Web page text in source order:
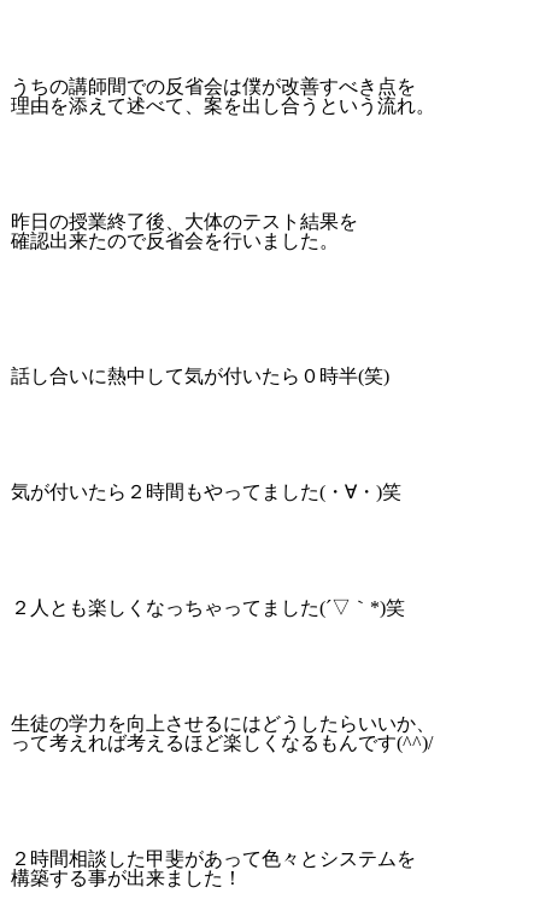
うちの講師間での反省会は僕が改善すべき点を
理由を添えて述べて、案を出し合うという流れ。
昨日の授業終了後、大体のテスト結果を
確認出来たので反省会を行いました。
話し合いに熱中して気が付いたら０時半(笑)
気が付いたら２時間もやってました(・∀・)笑
２人とも楽しくなっちゃってました(´▽｀*)笑
生徒の学力を向上させるにはどうしたらいいか、
って考えれば考えるほど楽しくなるもんです(^^)/
２時間相談した甲斐があって色々とシステムを
構築する事が出来ました！